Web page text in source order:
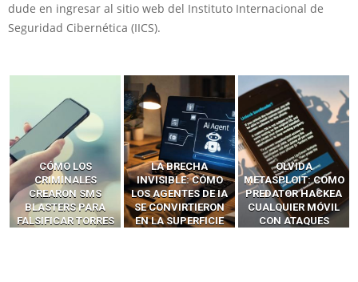
dude en ingresar al sitio web del Instituto Internacional de
Seguridad Cibernética (IICS).
LA BRECHA
INVISIBLE: CÓMO
LOS AGENTES DE IA
SE CONVIRTIERON
EN LA SUPERFICIE
OLVIDA
METASPLOIT: CÓMO
PREDATOR HACKEA
CUALQUIER MÓVIL
CON ATAQUES
CÓMO LOS HACKERS
INTERCEPTAN OTPS
Y LLAMADAS
MÓVILES SIN
‘HACKEAR’ — EL